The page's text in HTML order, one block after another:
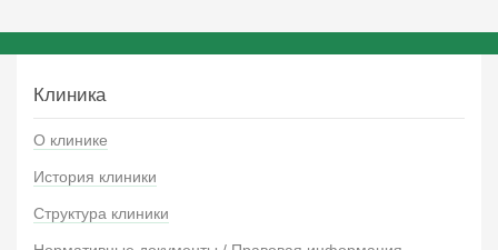
Клиника
О клинике
История клиники
Структура клиники